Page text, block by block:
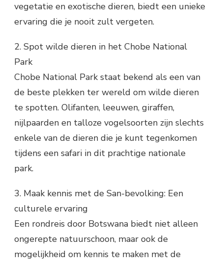
vegetatie en exotische dieren, biedt een unieke
ervaring die je nooit zult vergeten.
2. Spot wilde dieren in het Chobe National
Park
Chobe National Park staat bekend als een van
de beste plekken ter wereld om wilde dieren
te spotten. Olifanten, leeuwen, giraffen,
nijlpaarden en talloze vogelsoorten zijn slechts
enkele van de dieren die je kunt tegenkomen
tijdens een safari in dit prachtige nationale
park.
3. Maak kennis met de San-bevolking: Een
culturele ervaring
Een rondreis door Botswana biedt niet alleen
ongerepte natuurschoon, maar ook de
mogelijkheid om kennis te maken met de